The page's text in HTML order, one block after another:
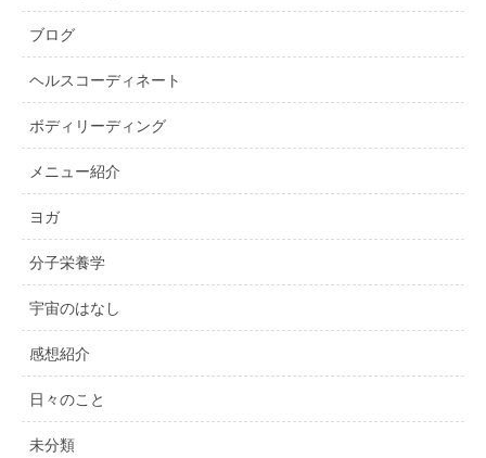
ブログ
ヘルスコーディネート
ボディリーディング
メニュー紹介
ヨガ
分子栄養学
宇宙のはなし
感想紹介
日々のこと
未分類